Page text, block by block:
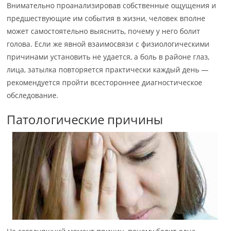
Внимательно проанализировав собственные ощущения и
предшествующие им события в жизни, человек вполне
может самостоятельно выяснить, почему у него болит
голова. Если же явной взаимосвязи с физиологическими
причинами установить не удается, а боль в районе глаз,
лица, затылка повторяется практически каждый день —
рекомендуется пройти всестороннее диагностическое
обследование.
Патологические причины